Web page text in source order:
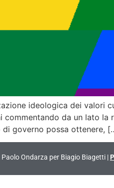
ideologica dei valori
da un lato
di governo possa ottenere,
Ondarza per Biagio Biagetti |